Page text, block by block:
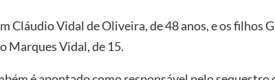
Cláudio Vidal de Oliveira, de 48 anos, e os filhos
Marques Vidal, de 15.